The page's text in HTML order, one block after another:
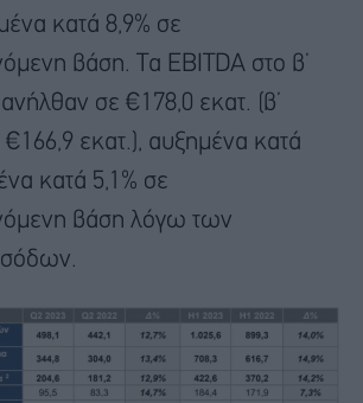
κατά 8,9% σε
βάση. Τα EBITDA στο β’
σε €178,0 εκατ. (β’
€166,9 εκατ.), αυξημένα κατά
κατά 5,1% σε
βάση λόγω των